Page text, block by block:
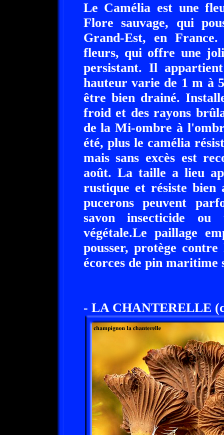
Le Camélia est une
Flore sauvage, qui
Grand-Est, en
fleurs, qui offre une
persistant. Il
hauteur varie de 1 m à
être bien drainé.
froid et des rayons
de la Mi-ombre à
été, plus le camélia
mais sans excès est
août. La taille a lieu
rustique et résiste bien
pucerons peuvent
savon insecticide
végétale.Le paillage
pousser, protège
écorces de pin maritime
- LA CHANTERELLE